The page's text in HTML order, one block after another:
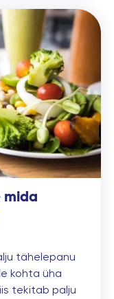
mida
tähelepanu
kohta üha
tekitab palju